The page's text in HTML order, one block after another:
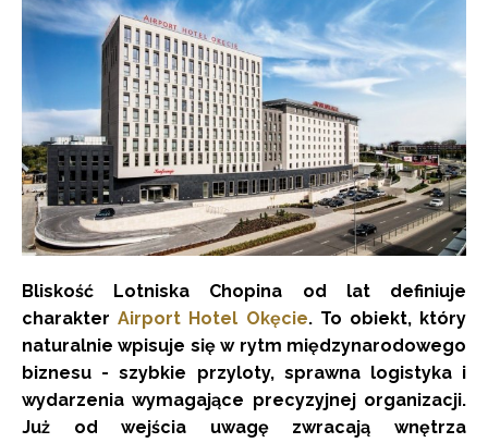
Bliskość Lotniska Chopina od lat definiuje
charakterAirport Hotel Okęcie. To obiekt, który
naturalnie wpisuje się w rytm międzynarodowego
biznesu - szybkie przyloty, sprawna logistyka i
wydarzenia wymagające precyzyjnej organizacji.
Już od wejścia uwagę zwracają wnętrza